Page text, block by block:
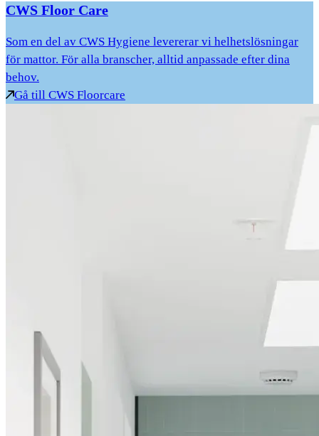
CWS Floor Care
Som en del av CWS Hygiene levererar vi helhetslösningar
för mattor. För alla branscher, alltid anpassade efter dina
behov.
Gå till CWS Floorcare